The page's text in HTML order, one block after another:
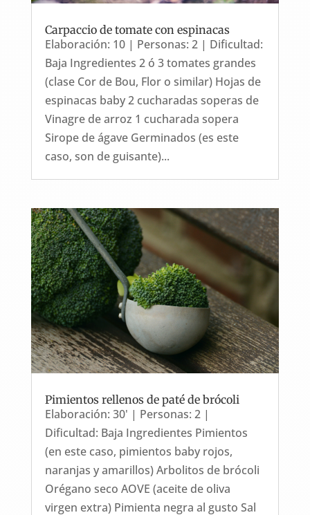
Carpaccio de tomate con espinacas
Elaboración: 10 | Personas: 2 | Dificultad:
Baja Ingredientes 2 ó 3 tomates grandes
(clase Cor de Bou, Flor o similar) Hojas de
espinacas baby 2 cucharadas soperas de
Vinagre de arroz 1 cucharada sopera
Sirope de ágave Germinados (es este
caso, son de guisante)...
Pimientos rellenos de paté de brócoli
Elaboración: 30' | Personas: 2 |
Dificultad: Baja Ingredientes Pimientos
(en este caso, pimientos baby rojos,
naranjas y amarillos) Arbolitos de brócoli
Orégano seco AOVE (aceite de oliva
virgen extra) Pimienta negra al gusto Sal